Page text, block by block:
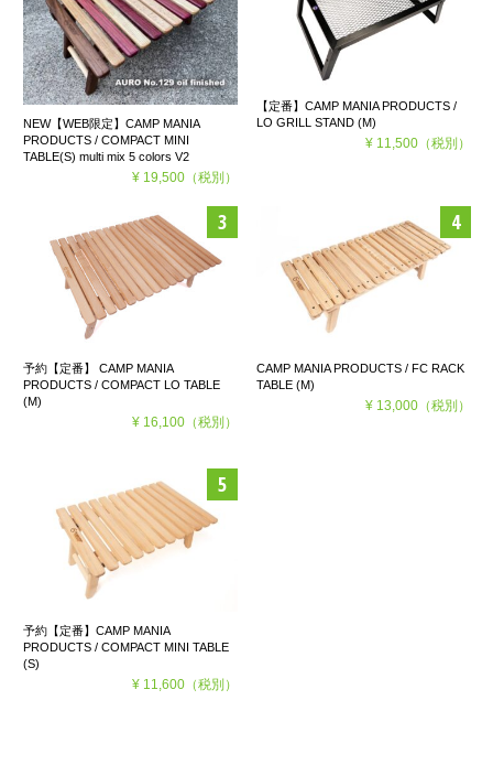
NEW【WEB限定】CAMP MANIA
PRODUCTS / COMPACT MINI
TABLE(S) multi mix 5 colors V2
¥ 19,500（税別）
【定番】CAMP MANIA PRODUCTS /
LO GRILL STAND (M)
¥ 11,500（税別）
予約【定番】 CAMP MANIA
PRODUCTS / COMPACT LO TABLE
(M)
¥ 16,100（税別）
CAMP MANIA PRODUCTS / FC RACK
TABLE (M)
¥ 13,000（税別）
予約【定番】CAMP MANIA
PRODUCTS / COMPACT MINI TABLE
(S)
¥ 11,600（税別）